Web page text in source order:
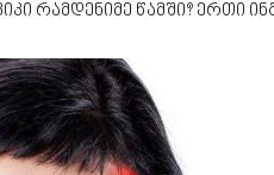
რამდენიმე წამში? ერთი